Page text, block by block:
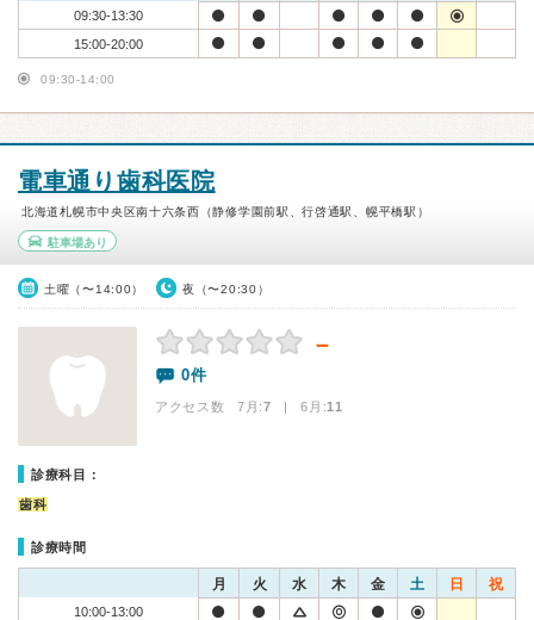
09:30-13:30
15:00-20:00
09:30-14:00
電車通り歯科医院
北海道札幌市中央区南十六条西（静修学園前駅、行啓通駅、幌平橋駅）
駐車場あり
土曜（〜14:00） 夜（〜20:30）
－
0件
アクセス数 7月:7 | 6月:11
診療科目：
歯科
診療時間
月 火 水 木 金 土 日 祝
10:00-13:00